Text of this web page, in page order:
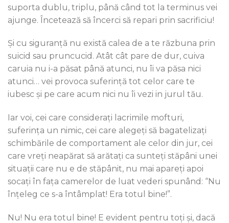
suporta dublu, triplu, până când tot la terminus vei
ajunge. Încetează să încerci să repari prin sacrificiu!
Și cu siguranță nu există calea de a te răzbuna prin
suicid sau pruncucid. Atât cât pare de dur, cuiva
caruia nu i-a păsat până atunci, nu îi va păsa nici
atunci… vei provoca suferință tot celor care te
iubesc și pe care acum nici nu îi vezi in jurul tău.
Iar voi, cei care considerați lacrimile mofturi,
suferința un nimic, cei care alegeți să bagatelizați
schimbările de comportament ale celor din jur, cei
care vreți neapărat să arătați ca sunteți stăpâni unei
situații care nu e de stăpânit, nu mai apareți apoi
socați în fața camerelor de luat vederi spunând: “Nu
înțeleg ce s-a întâmplat! Era totul bine!”.
Nu! Nu era totul bine! E evident pentru toți și, dacă